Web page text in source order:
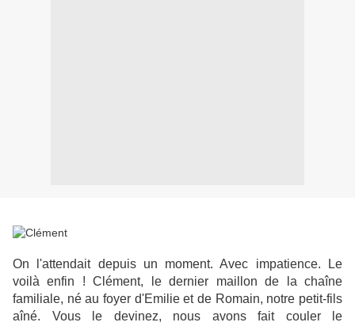
On l'attendait depuis un moment. Avec impatience. Le
voilà enfin ! Clément, le dernier maillon de la chaîne
familiale, né au foyer d'Emilie et de Romain, notre petit-fils
aîné. Vous le devinez, nous avons fait couler le